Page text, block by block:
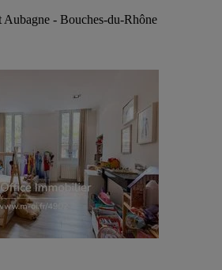
Aubagne - Bouches-du-Rhône